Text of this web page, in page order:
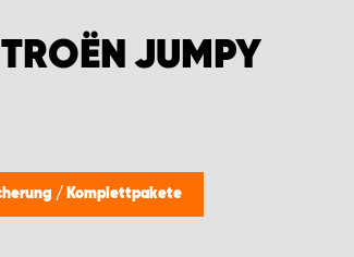
JUMPY
/ Komplettpakete